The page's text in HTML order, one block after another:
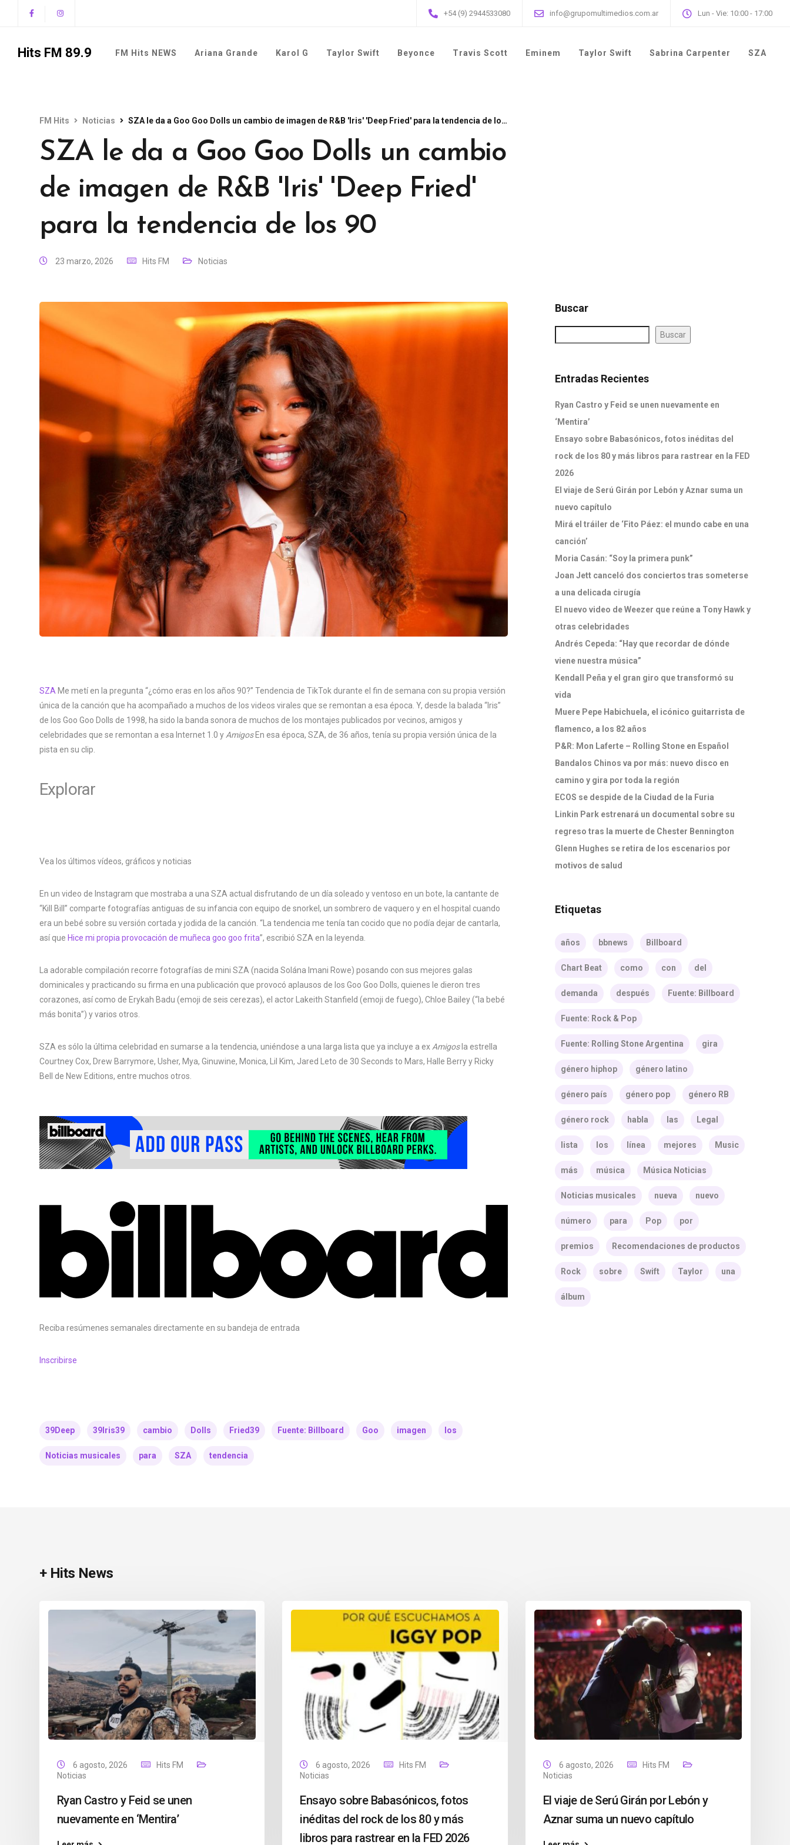
+54 (9) 2944533080 info@grupomultimedios.com.ar Lun - Vie: 10:00 - 17:00
Hits FM 89.9 FM Hits NEWS Ariana Grande Karol G Taylor Swift Beyonce Travis Scott Eminem Taylor Swift Sabrina Carpenter SZA
FM Hits Noticias SZA le da a Goo Goo Dolls un cambio de imagen de R&B 'Iris' 'Deep Fried' para la tendencia de los 90
SZA le da a Goo Goo Dolls un cambio
de imagen de R&B 'Iris' 'Deep Fried'
para la tendencia de los 90
23 marzo, 2026 Hits FM Noticias
SZA Me metí en la pregunta “¿cómo eras en los años 90?” Tendencia de TikTok durante el fin de semana con su propia versión
única de la canción que ha acompañado a muchos de los videos virales que se remontan a esa época. Y, desde la balada “Iris”
de los Goo Goo Dolls de 1998, ha sido la banda sonora de muchos de los montajes publicados por vecinos, amigos y
celebridades que se remontan a esa Internet 1.0 y AmigosEn esa época, SZA, de 36 años, tenía su propia versión única de la
pista en su clip.
Explorar
Vea los últimos vídeos, gráficos y noticias
En un video de Instagram que mostraba a una SZA actual disfrutando de un día soleado y ventoso en un bote, la cantante de
“Kill Bill” comparte fotografías antiguas de su infancia con equipo de snorkel, un sombrero de vaquero y en el hospital cuando
era un bebé sobre su versión cortada y jodida de la canción. “La tendencia me tenía tan cocido que no podía dejar de cantarla,
así que Hice mi propia provocación de muñeca goo goo frita”, escribió SZA en la leyenda.
La adorable compilación recorre fotografías de mini SZA (nacida Solána Imani Rowe) posando con sus mejores galas
dominicales y practicando su firma en una publicación que provocó aplausos de los Goo Goo Dolls, quienes le dieron tres
corazones, así como de Erykah Badu (emoji de seis cerezas), el actor Lakeith Stanfield (emoji de fuego), Chloe Bailey (“la bebé
más bonita”) y varios otros.
SZA es sólo la última celebridad en sumarse a la tendencia, uniéndose a una larga lista que ya incluye a ex Amigosla estrella
Courtney Cox, Drew Barrymore, Usher, Mya, Ginuwine, Monica, Lil Kim, Jared Leto de 30 Seconds to Mars, Halle Berry y Ricky
Bell de New Editions, entre muchos otros.
Reciba resúmenes semanales directamente en su bandeja de entrada
Inscribirse
39Deep 39Iris39 cambio Dolls Fried39 Fuente: Billboard Goo imagen los
Noticias musicales para SZA tendencia
Buscar
Buscar
Entradas Recientes
Ryan Castro y Feid se unen nuevamente en
‘Mentira’
Ensayo sobre Babasónicos, fotos inéditas del
rock de los 80 y más libros para rastrear en la FED
2026
El viaje de Serú Girán por Lebón y Aznar suma un
nuevo capítulo
Mirá el tráiler de ‘Fito Páez: el mundo cabe en una
canción’
Moria Casán: “Soy la primera punk”
Joan Jett canceló dos conciertos tras someterse
a una delicada cirugía
El nuevo video de Weezer que reúne a Tony Hawk y
otras celebridades
Andrés Cepeda: “Hay que recordar de dónde
viene nuestra música”
Kendall Peña y el gran giro que transformó su
vida
Muere Pepe Habichuela, el icónico guitarrista de
flamenco, a los 82 años
P&R: Mon Laferte – Rolling Stone en Español
Bandalos Chinos va por más: nuevo disco en
camino y gira por toda la región
ECOS se despide de la Ciudad de la Furia
Linkin Park estrenará un documental sobre su
regreso tras la muerte de Chester Bennington
Glenn Hughes se retira de los escenarios por
motivos de salud
Etiquetas
años bbnews Billboard
Chart Beat como con del
demanda después Fuente: Billboard
Fuente: Rock & Pop
Fuente: Rolling Stone Argentina gira
género hiphop género latino
género país género pop género RB
género rock habla las Legal
lista los línea mejores Music
más música Música Noticias
Noticias musicales nueva nuevo
número para Pop por
premios Recomendaciones de productos
Rock sobre Swift Taylor una
álbum
+ Hits News
6 agosto, 2026
Hits FM
Noticias
Ryan Castro y Feid se unen
nuevamente en ‘Mentira’
6 agosto, 2026
Hits FM
Noticias
Ensayo sobre Babasónicos, fotos
inéditas del rock de los 80 y más
libros para rastrear en la FED 2026
6 agosto, 2026
Hits FM
Noticias
El viaje de Serú Girán por Lebón y
Aznar suma un nuevo capítulo